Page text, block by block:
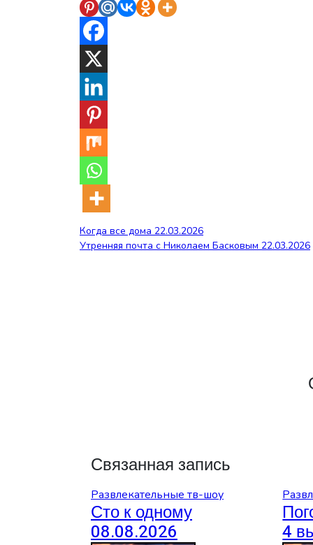
Навигация
по
Когда все дома 22.03.2026
Утренняя почта с Николаем Басковым 22.03.2026
Связанная запись
Развлекательные тв-шоу
Сто к одному
08.08.2026
4